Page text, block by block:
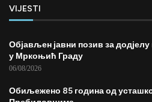
VIJESTI
Објављен јавни позив за
у Мркоњић Граду
06/08/2026
Обиљежено 85 година од